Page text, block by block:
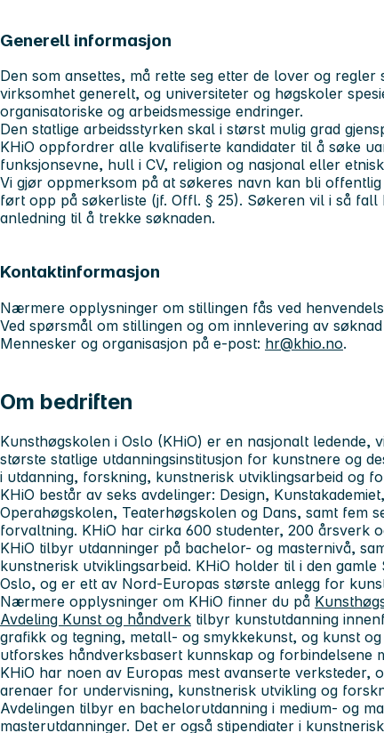
Generell informasjon
Den som ansettes, må rette seg etter de lover og
virksomhet generelt, og universiteter og høgskoler
organisatoriske og arbeidsmessige endringer.
Den statlige arbeidsstyrken skal i størst mulig grad
KHiO oppfordrer alle kvalifiserte kandidater til å søke
funksjonsevne, hull i CV, religion og nasjonal eller
Vi gjør oppmerksom på at søkeres navn kan bli
ført opp på søkerliste (jf. Offl. § 25). Søkeren vil i så fall
anledning til å trekke søknaden.
Kontaktinformasjon
Nærmere opplysninger om stillingen fås ved
Ved spørsmål om stillingen og om innlevering av
Mennesker og organisasjon på e-post: hr@khio.no.
Om bedriften
Kunsthøgskolen i Oslo (KHiO) er en nasjonalt ledende,
største statlige utdanningsinstitusjon for kunstnere og
i utdanning, forskning, kunstnerisk utviklingsarbeid og
KHiO består av seks avdelinger: Design,
Operahøgskolen, Teaterhøgskolen og Dans, samt fem
forvaltning. KHiO har cirka 600 studenter, 200 årsverk
KHiO tilbyr utdanninger på bachelor- og masternivå,
kunstnerisk utviklingsarbeid. KHiO holder til i den
Oslo, og er ett av Nord-Europas største anlegg for
Nærmere opplysninger om KHiO finner du på
Avdeling Kunst og håndverk tilbyr kunstutdanning
grafikk og tegning, metall- og smykkekunst, og kunst
utforskes håndverksbasert kunnskap og forbindelsene
KHiO har noen av Europas mest avanserte verksteder,
arenaer for undervisning, kunstnerisk utvikling og
Avdelingen tilbyr en bachelorutdanning i medium- og
masterutdanninger. Det er også stipendiater i